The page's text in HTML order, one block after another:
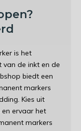
is het
de inkt en de
biedt een
markers
Kies uit
ervaar het
markers